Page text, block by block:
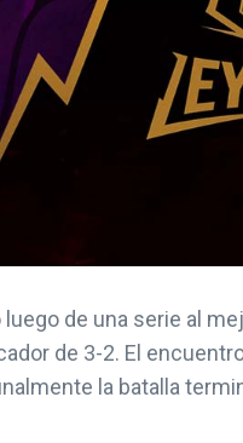
de una serie al
de 3-2. El
la batalla